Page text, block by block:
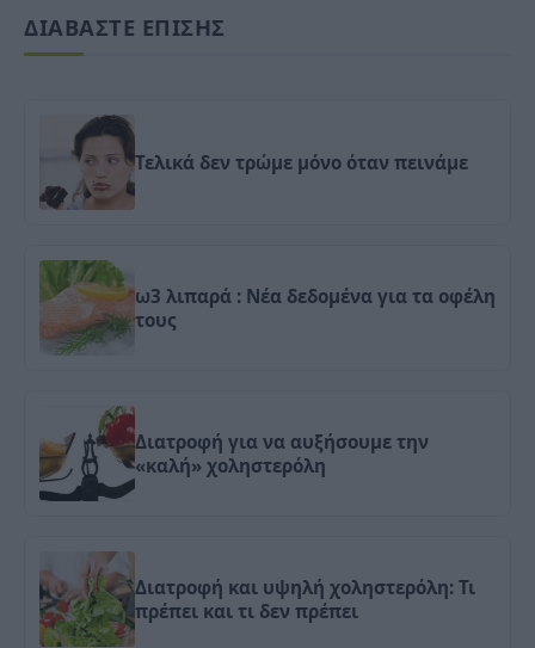
ΔΙΑΒΑΣΤΕ ΕΠΙΣΗΣ
Τελικά δεν τρώμε μόνο όταν πεινάμε
ω3 λιπαρά : Νέα δεδομένα για τα οφέλη
τους
Διατροφή για να αυξήσουμε την
«καλή» χοληστερόλη
Διατροφή και υψηλή χοληστερόλη: Τι
πρέπει και τι δεν πρέπει